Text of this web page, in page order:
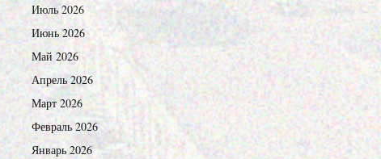
Июль 2026
Июнь 2026
Май 2026
Апрель 2026
Март 2026
Февраль 2026
Январь 2026